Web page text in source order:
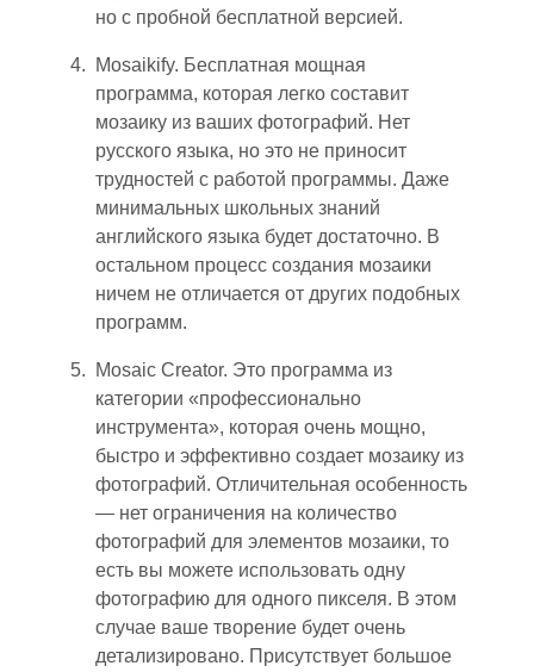
но с пробной бесплатной версией.
Mosaikify. Бесплатная мощная
программа, которая легко составит
мозаику из ваших фотографий. Нет
русского языка, но это не приносит
трудностей с работой программы. Даже
минимальных школьных знаний
английского языка будет достаточно. В
остальном процесс создания мозаики
ничем не отличается от других подобных
программ.
Mosaic Creator. Это программа из
категории «профессионально
инструмента», которая очень мощно,
быстро и эффективно создает мозаику из
фотографий. Отличительная особенность
— нет ограничения на количество
фотографий для элементов мозаики, то
есть вы можете использовать одну
фотографию для одного пикселя. В этом
случае ваше творение будет очень
детализировано. Присутствует большое